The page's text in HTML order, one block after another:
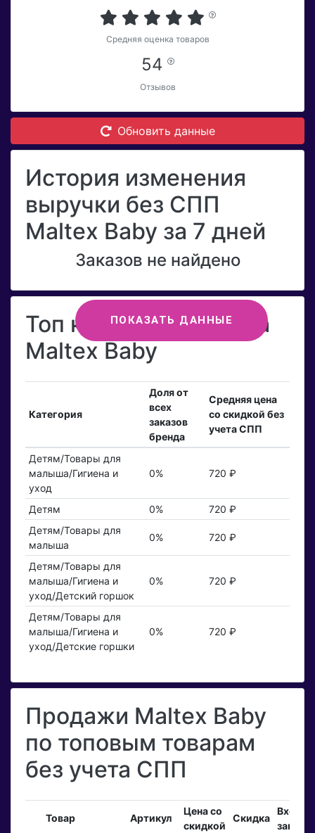
Средняя оценка товаров
54
Отзывов
Обновить данные
История изменения
выручки без СПП
Maltex Baby за 7 дней
ПОКАЗАТЬ ДАННЫЕ
Заказов не найдено
Топ категорий бренда
Maltex Baby
Категория
Доля от
всех
заказов
бренда
Средняя цена
со скидкой без
учета СПП
Детям/Товары для
малыша/Гигиена и
уход
0% 720 ₽
Детям 0%
720 ₽
Детям/Товары для
малыша
0% 720 ₽
Детям/Товары для
малыша/Гигиена и
уход/Детский горшок
0% 720 ₽
Детям/Товары для
малыша/Гигиена и
уход/Детские горшки
0% 720 ₽
Продажи Maltex Baby
по топовым товарам
без учета СПП
Товар Артикул
Цена со
скидкой
Скидка
заказы